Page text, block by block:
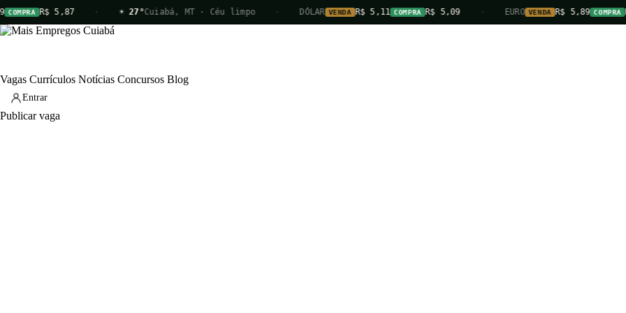
R$ 5,87 · ☀ 27° Cuiabá, MT · Céu limpo · DÓLAR VENDA R$ 5,11 COMPRA R$ 5,09 · EURO VENDA R$ 5,89 COMPRA R$ 5,87
Vagas Currículos Notícias Concursos Blog
Entrar
Publicar vaga